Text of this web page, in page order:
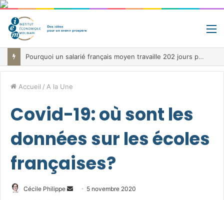
Pourquoi un salarié français moyen travaille 202 jours par an pour financer impôts et cotisations, un record dans toute l’Union européenne
Accueil / A la Une
Covid-19: où sont les
données sur les écoles
françaises?
Cécile Philippe
Envoyer5 novembre 2020